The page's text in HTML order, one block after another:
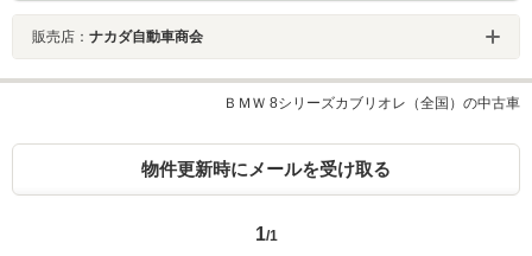
販売店： ナカダ自動車商会
ＢＭＷ 8シリーズカブリオレ（全国）の中古車
物件更新時にメールを受け取る
1/1